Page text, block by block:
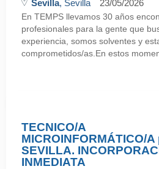
Sevilla, Sevilla 23/05/2026
En TEMPS llevamos 30 años
profesionales para la gente que
experiencia, somos solventes y
comprometidos/as.En estos
TECNICO/A
MICROINFORMÁTICO/A
SEVILLA.
INMEDIATA